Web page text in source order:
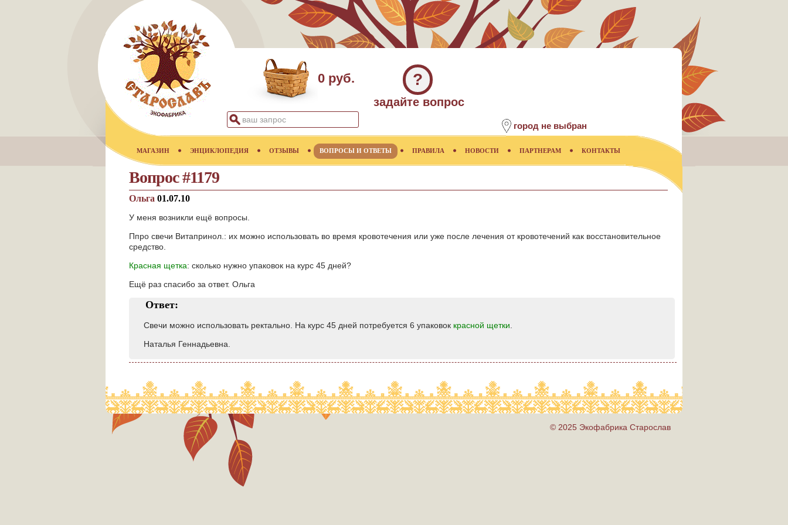
0 руб. ?
задайте вопрос
город не выбран
МАГАЗИН ЭНЦИКЛОПЕДИЯ ОТЗЫВЫ ВОПРОСЫ И ОТВЕТЫ ПРАВИЛА НОВОСТИ ПАРТНЕРАМ КОНТАКТЫ
Вопрос #1179
Ольга 01.07.10
У меня возникли ещё вопросы.
Ппро свечи Витапринол.: их можно использовать во время кровотечения или уже после лечения от кровотечений как восстановительное
средство.
Красная щетка: сколько нужно упаковок на курс 45 дней?
Ещё раз спасибо за ответ. Ольга
Ответ:
Свечи можно использовать ректально. На курс 45 дней потребуется 6 упаковок красной щетки
Наталья Геннадьевна.
© 2025 Экофабрика Старослав